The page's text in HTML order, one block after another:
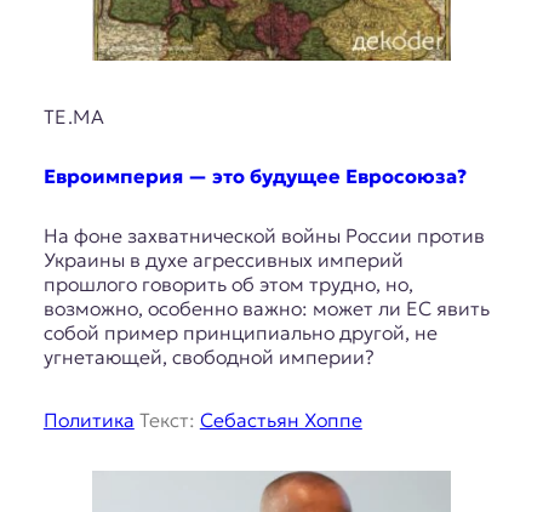
TE.MA
Евроимперия — это будущее Евросоюза?
На фоне захватнической войны России против
Украины в духе агрессивных империй
прошлого говорить об этом трудно, но,
возможно, особенно важно: может ли ЕС явить
собой пример принципиально другой, не
угнетающей, свободной империи?
Политика Текст: Себастьян Хоппе